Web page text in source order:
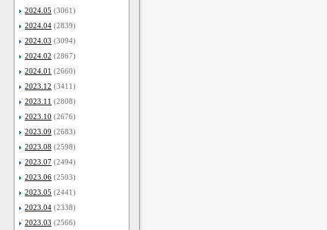
2024.05 (3061)
2024.04 (2839)
2024.03 (3094)
2024.02 (2867)
2024.01 (2660)
2023.12 (3411)
2023.11 (2808)
2023.10 (2676)
2023.09 (2683)
2023.08 (2598)
2023.07 (2494)
2023.06 (2503)
2023.05 (2441)
2023.04 (2338)
2023.03 (2566)